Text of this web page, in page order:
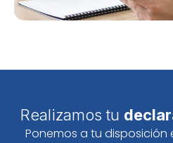
Realizamos tu
Ponemos a tu